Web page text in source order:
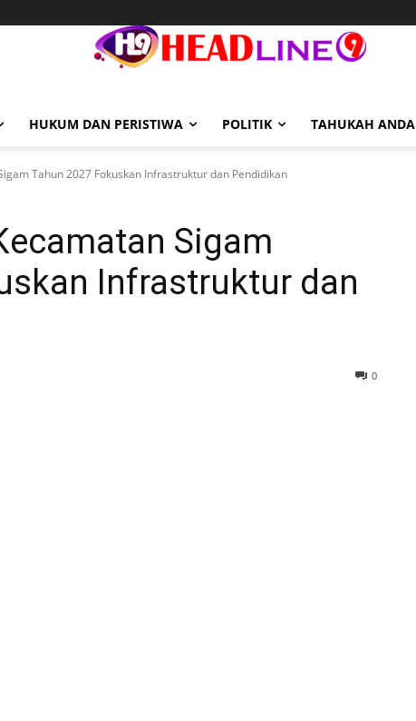
HUKUM DAN PERISTIWA POLITIK TAHUKAH ANDA
Tahun 2027 Fokuskan Infrastruktur dan Pendidikan
Sigam
Infrastruktur dan
0